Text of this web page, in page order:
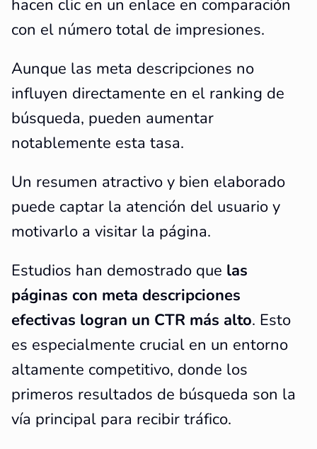
hacen clic en un enlace en comparación
con el número total de impresiones.
Aunque las meta descripciones no
influyen directamente en el ranking de
búsqueda, pueden aumentar
notablemente esta tasa.
Un resumen atractivo y bien elaborado
puede captar la atención del usuario y
motivarlo a visitar la página.
Estudios han demostrado que las
páginas con meta descripciones
efectivas logran un CTR más alto. Esto
es especialmente crucial en un entorno
altamente competitivo, donde los
primeros resultados de búsqueda son la
vía principal para recibir tráfico.